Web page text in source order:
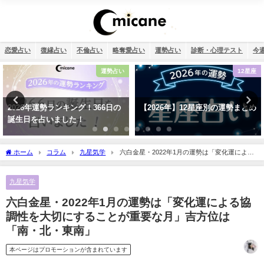
恋愛占い 復縁占い 不倫占い 略奪愛占い 運勢占い 診断・心理テスト 今
12星座
【2026年】12星座別の運勢まとめ
恋愛
タロット占い・彼氏の浮気が心
配…浮気度診断でチェック！
ホーム コラム 九星気学
六白金星・2022年1月の運勢は「変化運による
協調性を大切にすることが重要な月」吉方位は「南・北・東南」
九星気学
六白金星・2022年1月の運勢は「変化運による協
調性を大切にすることが重要な月」吉方位は
「南・北・東南」
本ページはプロモーションが含まれています